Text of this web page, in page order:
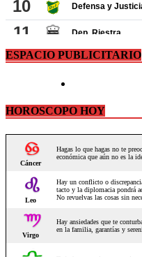
ESPACIO PUBLICITARIO
HOROSCOPO HOY